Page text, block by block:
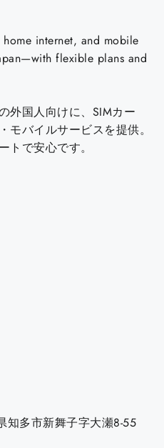
internet, and mobile
flexible plans and
外国人向けに、SIMカー
モバイルサービスを提供。
トで安心です。
知多市新舞子字大瀬8-55